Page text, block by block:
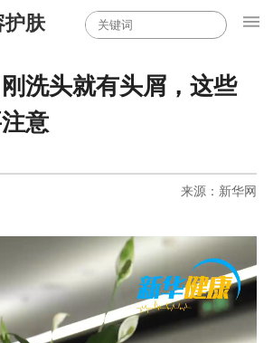
护肤
洗头就有头屑，这些
意
来源：新华网